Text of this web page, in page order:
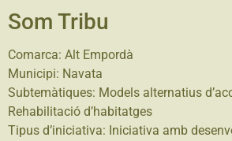
Som Tribu
Comarca: Alt Empordà
Municipi: Navata
Subtemàtiques: Models alternatius
Rehabilitació d’habitatges
Tipus d’iniciativa: Iniciativa amb